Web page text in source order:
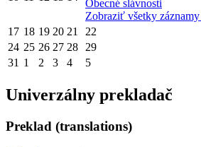
Obecné slávnosti
Zobraziť všetky záznamy
17 18 19 20 21 22
24 25 26 27 28 29
31 1 2 3 4 5
Univerzálny prekladač
Preklad (translations)